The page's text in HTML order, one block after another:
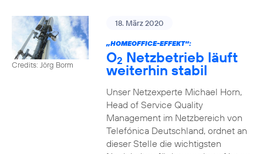
Credits: Jörg Borm
18. März 2020
„HOMEOFFICE-EFFEKT“:
O2 Netzbetrieb läuft
weiterhin stabil
Unser Netzexperte Michael Horn,
Head of Service Quality
Management im Netzbereich von
Telefónica Deutschland, ordnet an
dieser Stelle die wichtigsten